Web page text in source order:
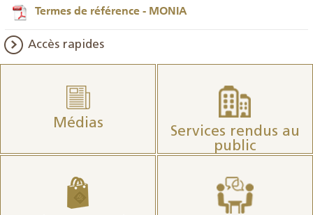
Termes de référence - MONIA
Accès rapides
Médias
Services rendus au
public